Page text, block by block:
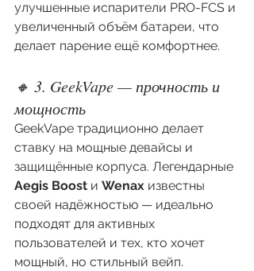
улучшенные испарители PRO-FCS и
увеличенный объём батареи, что
делает парение ещё комфортнее.
🔸 3. GeekVape — прочность и
мощность
GeekVape традиционно делает
ставку на мощные девайсы и
защищённые корпуса. Легендарные
Aegis Boost и Wenax известны
своей надёжностью — идеально
подходят для активных
пользователей и тех, кто хочет
мощный, но стильный вейп.